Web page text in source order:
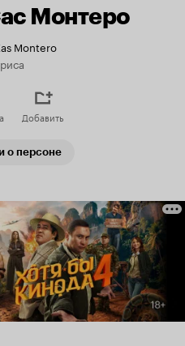
Монтеро
Montero
Добавить
о персоне